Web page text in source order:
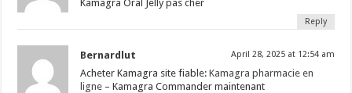
Kamagra Oral Jelly pas cher
Reply
Bernardlut April 28, 2025 at 12:54 am
Acheter Kamagra site fiable:Kamagra pharmacie en
ligne – Kamagra Commander maintenant